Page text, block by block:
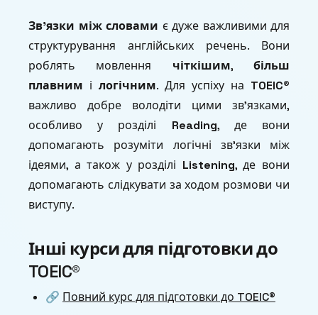
Зв’язки між словами є дуже важливими для
структурування англійських речень. Вони
роблять мовлення чіткішим,більш
плавним і логічним. Для успіху на TOEIC®
важливо добре володіти цими зв’язками,
особливо у розділі Reading, де вони
допомагають розуміти логічні зв’язки між
ідеями, а також у розділі Listening, де вони
допомагають слідкувати за ходом розмови чи
виступу.
Інші курси для підготовки до
TOEIC®
🔗 Повний курс для підготовки до TOEIC®